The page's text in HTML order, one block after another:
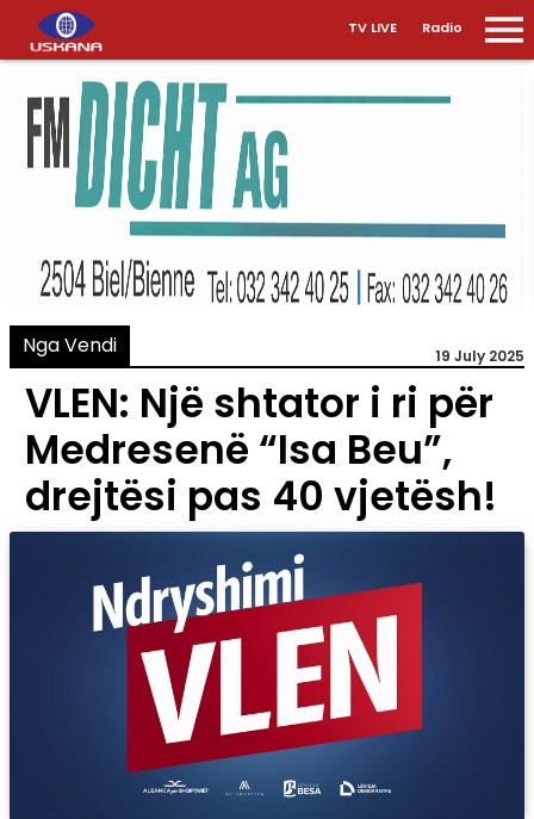
TV LIVE Radio
Nga Vendi 19 July 2025
VLEN: Një shtator i ri për
Medresenë “Isa Beu”,
drejtësi pas 40 vjetësh!